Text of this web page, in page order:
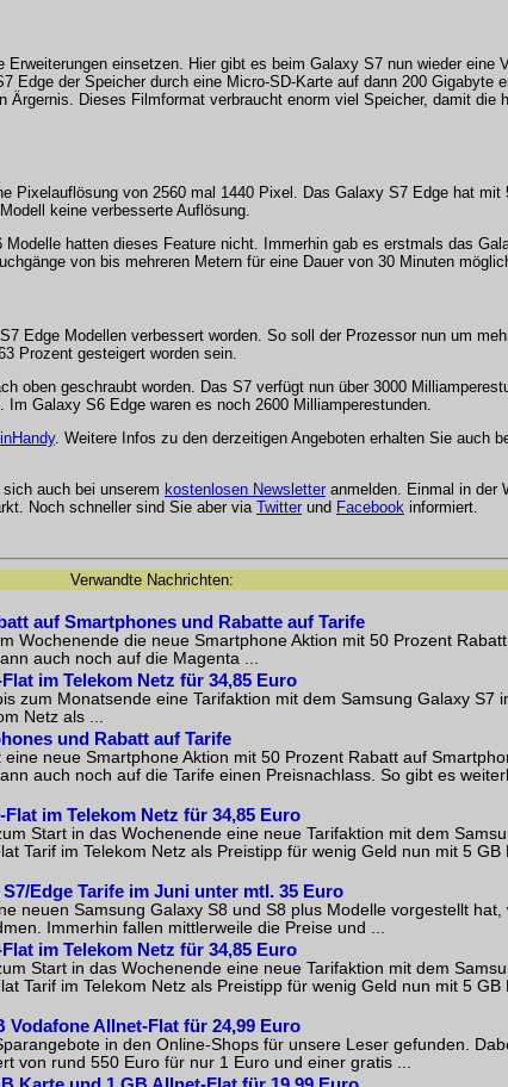
einsetzen. Hier gibt es beim Galaxy S7 nun wieder eine
Edge der Speicher durch eine Micro-SD-Karte auf dann 200 Gigabyte
Dieses Filmformat verbraucht enorm viel Speicher, damit die
Pixelauflösung von 2560 mal 1440 Pixel. Das Galaxy S7 Edge hat mit
keine verbesserte Auflösung.
hatten dieses Feature nicht. Immerhin gab es erstmals das
von bis mehreren Metern für eine Dauer von 30 Minuten
Edge Modellen verbessert worden. So soll der Prozessor nun um
Prozent gesteigert worden sein.
oben geschraubt worden. Das S7 verfügt nun über 3000
Galaxy S6 Edge waren es noch 2600 Milliamperestunden.
. Weitere Infos zu den derzeitigen Angeboten erhalten Sie auch
auch bei unserem kostenlosen Newsletter anmelden. Einmal in der
Noch schneller sind Sie aber via Twitter und Facebook informiert.
Verwandte Nachrichten:
auf Smartphones und Rabatte auf Tarife
Wochenende die neue Smartphone Aktion mit 50 Prozent
auch noch auf die Magenta ...
im Telekom Netz für 34,85 Euro
zum Monatsende eine Tarifaktion mit dem Samsung Galaxy S7
Netz als ...
und Rabatt auf Tarife
neue Smartphone Aktion mit 50 Prozent Rabatt auf
auch noch auf die Tarife einen Preisnachlass. So gibt es
im Telekom Netz für 34,85 Euro
Start in das Wochenende eine neue Tarifaktion mit dem
Tarif im Telekom Netz als Preistipp für wenig Geld nun mit 5
Edge Tarife im Juni unter mtl. 35 Euro
neuen Samsung Galaxy S8 und S8 plus Modelle vorgestellt hat,
Immerhin fallen mittlerweile die Preise und ...
im Telekom Netz für 34,85 Euro
Start in das Wochenende eine neue Tarifaktion mit dem
Tarif im Telekom Netz als Preistipp für wenig Geld nun mit 5
Allnet-Flat für 24,99 Euro
in den Online-Shops für unsere Leser gefunden.
von rund 550 Euro für nur 1 Euro und einer gratis ...